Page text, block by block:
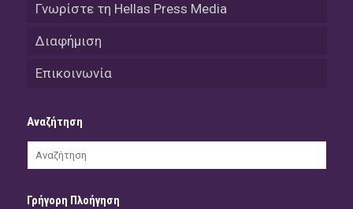
Γνωρίστε τη Hellas Press Media
Διαφήμιση
Επικοινωνία
Αναζήτηση
Γρήγορη Πλοήγηση